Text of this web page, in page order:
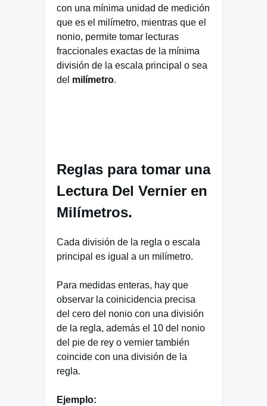
con una mínima unidad de medición
que es el milímetro, mientras que el
nonio, permite tomar lecturas
fraccionales exactas de la mínima
división de la escala principal o sea
del milímetro.
Reglas para tomar una
Lectura Del Vernier en
Milímetros.
Cada división de la regla o escala
principal es igual a un milímetro.
Para medidas enteras, hay que
observar la coinicidencia precisa
del cero del nonio con una división
de la regla, además el 10 del nonio
del pie de rey o vernier también
coincide con una división de la
regla.
Ejemplo: